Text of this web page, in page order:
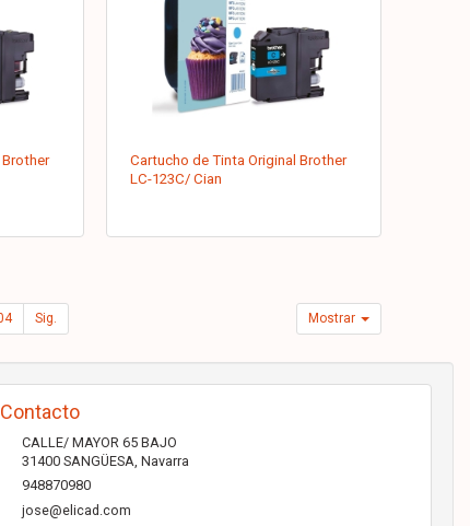
Cartucho de Tinta Original Brother
LC-123C/ Cian
Sig. Mostrar
Contacto
CALLE/ MAYOR 65 BAJO
31400 SANGÜESA, Navarra
948870980
jose@elicad.com